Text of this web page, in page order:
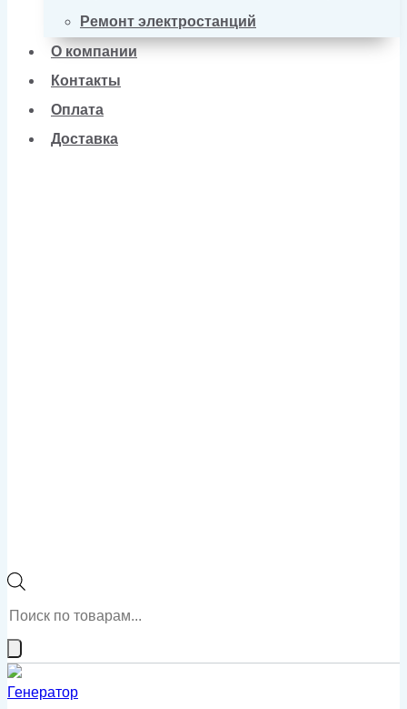
Ремонт электростанций
О компании
Контакты
Оплата
Доставка
Поиск
товаров